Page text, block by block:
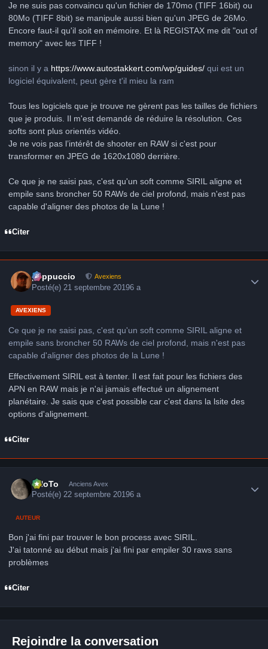
Je ne suis pas convaincu qu'un fichier de 170mo (TIFF 16bit) ou
80Mo (TIFF 8bit) se manipule aussi bien qu'un JPEG de 26Mo.
Encore faut-il qu'il soit en mémoire. Et là REGISTAX me dit "out of
memory" avec les TIFF !
sinon il y a https://www.autostakkert.com/wp/guides/ qui est un
logiciel équivalent, peut gère t'il mieu la ram
Tous les logiciels que je trouve ne gèrent pas les tailles de fichiers
que je produis. Il m'est demandé de réduire la résolution. Ces
softs sont plus orientés vidéo.
Je ne vois pas l’intérêt de shooter en RAW si c'est pour
transformer en JPEG de 1620x1080 derrière.
Ce que je ne saisi pas, c'est qu'un soft comme SIRIL aligne et
empile sans broncher 50 RAWs de ciel profond, mais n'est pas
capable d'aligner des photos de la Lune !
Citer
peppuccio Avexiens
Posté(e) 21 septembre 20196 a
AVEXIENS
Ce que je ne saisi pas, c'est qu'un soft comme SIRIL aligne et
empile sans broncher 50 RAWs de ciel profond, mais n'est pas
capable d'aligner des photos de la Lune !
Effectivement SIRIL est à tenter. Il est fait pour les fichiers des
APN en RAW mais je n'ai jamais effectué un alignement
planétaire. Je sais que c'est possible car c'est dans la lsite des
options d'alignement.
Citer
FHoTo Anciens Avex
Posté(e)22 septembre 20196 a
AUTEUR
Bon j'ai fini par trouver le bon process avec SIRIL.
J'ai tatonné au début mais j'ai fini par empiler 30 raws sans
problèmes
Citer
Rejoindre la conversation